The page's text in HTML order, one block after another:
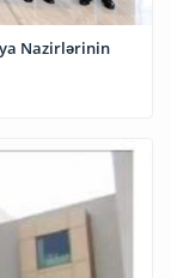
Nazirlərinin